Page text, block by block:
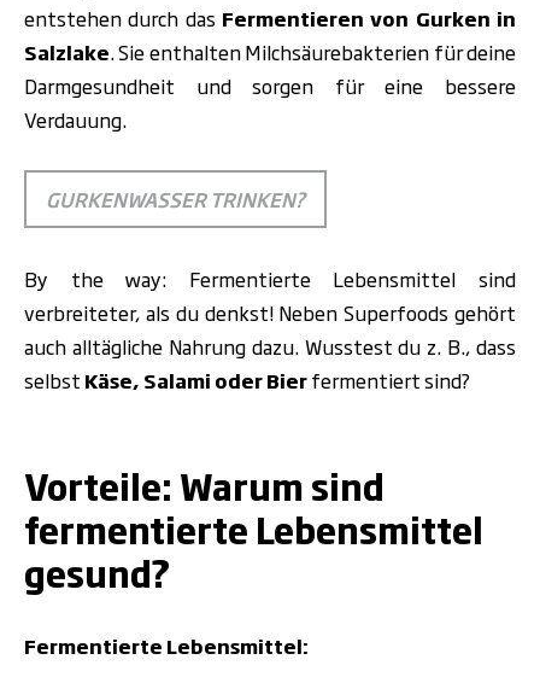
entstehen durch das Fermentieren von Gurken in
Salzlake. Sie enthalten Milchsäurebakterien für deine
Darmgesundheit und sorgen für eine bessere
Verdauung.
GURKENWASSER TRINKEN?
By the way: Fermentierte Lebensmittel sind
verbreiteter, als du denkst! Neben Superfoods gehört
auch alltägliche Nahrung dazu. Wusstest du z. B., dass
selbst Käse, Salami oder Bierfermentiert sind?
Vorteile: Warum sind
fermentierte Lebensmittel
gesund?
Fermentierte Lebensmittel: